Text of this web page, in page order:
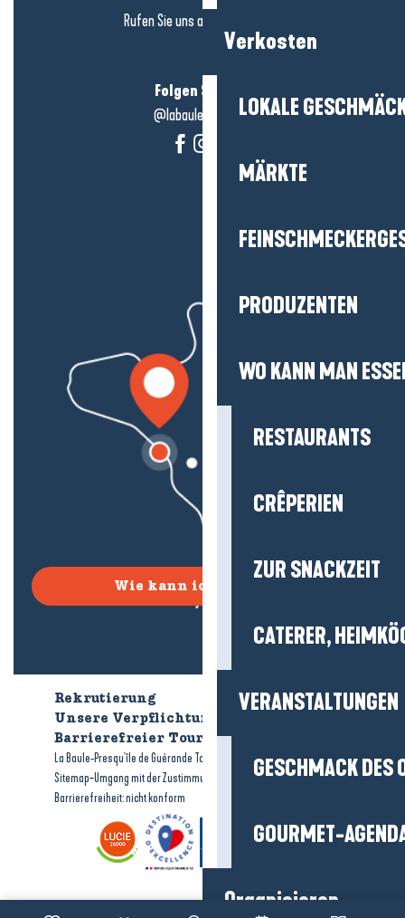
Verkosten
LOKALE
MÄRKTE
PRODUZENTEN
WO KANN MAN
RESTAURANTS
CRÊPERIEN
ZUR SNACKZEIT
CATERER,
VERANSTALTUNGEN
GESCHMACK DES
GOURMET-
Organisieren
Rufen Sie uns an in
Folgen Sie uns!
@labauleguérande
Wie kann ich kommen?
Rekrutierung
Wer sind wir?
Unsere Verpflichtungen
Barrierefreier Tourismus
La Baule-Presqu'île de Guérande Tourismus Rechtliche Hinweise-
Sitemap-Umgang mit der Zustimmung
Barrierefreiheit: nicht konform